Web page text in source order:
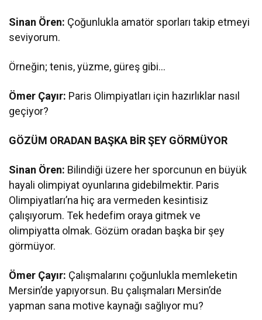
Sinan Ören: Çoğunlukla amatör sporları takip etmeyi
seviyorum.
Örneğin; tenis, yüzme, güreş gibi…
Ömer Çayır: Paris Olimpiyatları için hazırlıklar nasıl
geçiyor?
GÖZÜM ORADAN BAŞKA BİR ŞEY GÖRMÜYOR
Sinan Ören: Bilindiği üzere her sporcunun en büyük
hayali olimpiyat oyunlarına gidebilmektir. Paris
Olimpiyatları’na hiç ara vermeden kesintisiz
çalışıyorum. Tek hedefim oraya gitmek ve
olimpiyatta olmak. Gözüm oradan başka bir şey
görmüyor.
Ömer Çayır: Çalışmalarını çoğunlukla memleketin
Mersin’de yapıyorsun. Bu çalışmaları Mersin’de
yapman sana motive kaynağı sağlıyor mu?